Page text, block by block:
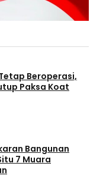
Beroperasi,
Paksa Koat
Bangunan
7 Muara